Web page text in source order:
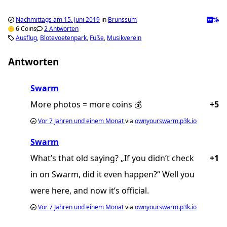
Nachmittags am 15. Juni 2019 in Brunssum
6 Coins
2 Antworten
Ausflug Blotevoetenpark Füße Musikverein
Antworten
Swarm
+5
More photos = more coins 💰
Vor7 Jahren und einem Monatvia ownyourswarm.p3k.io
Swarm
+1
What’s that old saying? „If you didn’t check
in on Swarm, did it even happen?“ Well you
were here, and now it’s official.
Vor7 Jahren und einem Monatvia ownyourswarm.p3k.io